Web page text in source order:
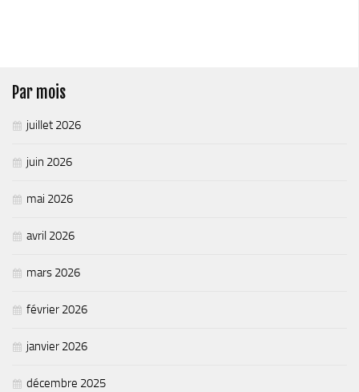
Activités de Pleine Nature
Sentiers de randonnée
Déchetterie intercommunale et points propres
Gestion des déchets
Par mois
juillet 2026
juin 2026
mai 2026
avril 2026
mars 2026
février 2026
janvier 2026
décembre 2025